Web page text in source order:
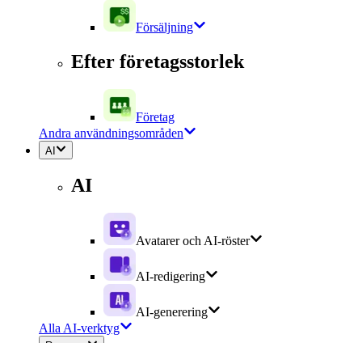
Försäljning
Efter företagsstorlek
Företag
Andra användningsområden
AI
AI
Avatarer och AI-röster
AI-redigering
AI-generering
Alla AI-verktyg